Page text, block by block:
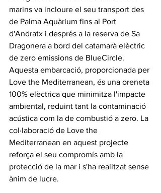
marins va incloure el seu transport des
de Palma Aquàrium fins al Port
d'Andratx i després a la reserva de Sa
Dragonera a bord del catamarà elèctric
de zero emissions de BlueCircle.
Aquesta embarcació, proporcionada per
Love the Mediterranean, és una oreneta
100% elèctrica que minimitza l'impacte
ambiental, reduint tant la contaminació
acústica com la de combustió a zero. La
col·laboració de Love the
Mediterranean en aquest projecte
reforça el seu compromís amb la
protecció de la mar i s'ha realitzat sense
ànim de lucre.